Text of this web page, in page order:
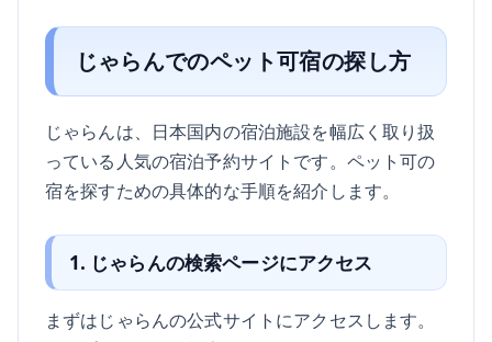
じゃらんでのペット可宿の探し方
じゃらんは、日本国内の宿泊施設を幅広く取り扱
っている人気の宿泊予約サイトです。ペット可の
宿を探すための具体的な手順を紹介します。
1. じゃらんの検索ページにアクセス
まずはじゃらんの公式サイトにアクセスします。